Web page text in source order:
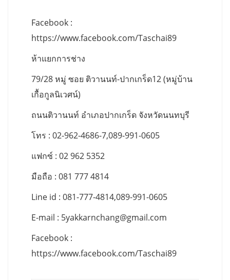
Facebook :
https://www.facebook.com/Taschai89
ห้าแยกการช่าง
79/28 หมู่ ซอย ติวานนท์-ปากเกร็ด12 (หมู่บ้าน
เกื้อกูลนิเวศน์)
ถนนติวานนท์ อำเภอปากเกร็ด จังหวัดนนทบุรี
โทร : 02-962-4686-7,089-991-0605
แฟกซ์ : 02 962 5352
มือถือ : 081 777 4814
Line id : 081-777-4814,089-991-0605
E-mail : 5yakkarnchang@gmail.com
Facebook :
https://www.facebook.com/Taschai89